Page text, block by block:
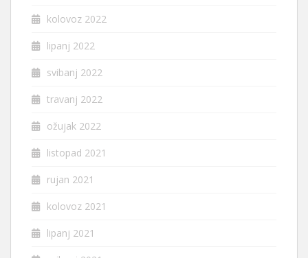
kolovoz 2022
lipanj 2022
svibanj 2022
travanj 2022
ožujak 2022
listopad 2021
rujan 2021
kolovoz 2021
lipanj 2021